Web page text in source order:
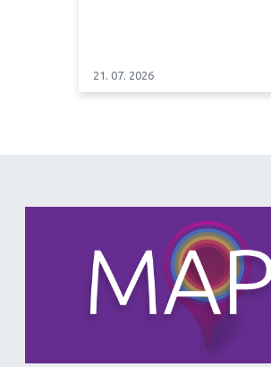
21. 07. 2026